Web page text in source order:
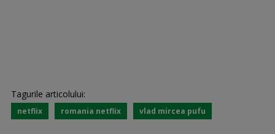
Tagurile articolului:
netflix romania netflix vlad mircea pufu